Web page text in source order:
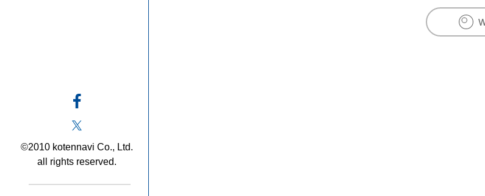
©2010 kotennavi Co., Ltd.
all rights reserved.